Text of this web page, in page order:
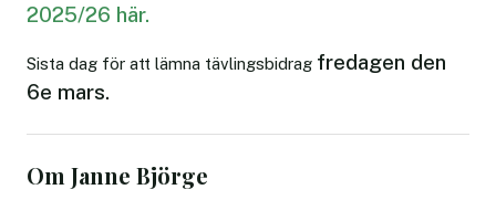
2025/26 här.
Sista dag för att lämna tävlingsbidrag fredagen den
6e mars.
Om Janne Björge